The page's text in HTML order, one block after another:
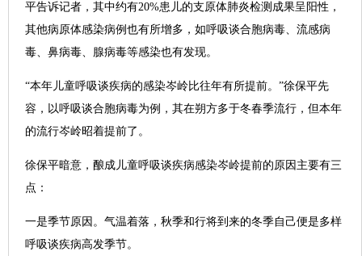
平告诉记者，其中约有20%患儿的支原体肺炎检测成果呈阳性，
其他病原体感染病例也有所增多，如呼吸谈合胞病毒、流感病
毒、鼻病毒、腺病毒等感染也有发现。
“本年儿童呼吸谈疾病的感染岑岭比往年有所提前。”徐保平先
容，以呼吸谈合胞病毒为例，其在朔方多于冬春季流行，但本年
的流行岑岭昭着提前了。
徐保平暗意，酿成儿童呼吸谈疾病感染岑岭提前的原因主要有三
点：
一是季节原因。气温着落，秋季和行将到来的冬季自己便是多样
呼吸谈疾病高发季节。